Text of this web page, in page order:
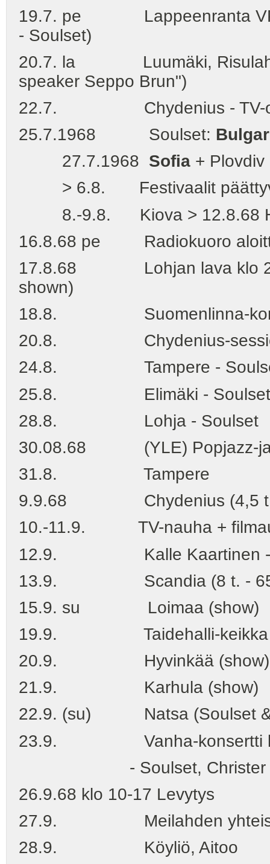
19.7. pe Lappeenranta VPK
- Soulset)
20.7. la Luumäki, Risulahti
speaker Seppo Brun")
22.7. Chydenius - TV-
25.7.1968 Soulset:
27.7.1968 Sofia + Plovdiv
> 6.8. Festivaalit
8.-9.8. Kiova > 12.8.68
16.8.68 pe Radiokuoro aloitti
17.8.68 Lohjan lava klo 20-
shown)
18.8. Suomenlinna-
20.8. Chydenius-sessio
24.8. Tampere -
25.8. Elimäki - Soulset
28.8. Lohja - Soulset
30.08.68 (YLE) Popjazz-
31.8. Tampere
9.9.68 Chydenius (4,5
10.-11.9. TV-nauha +
12.9. Kalle Kaartinen -
13.9. Scandia (8 t. - 65,-)
15.9. su Loimaa (show)
19.9. Taidehalli-keikka
20.9. Hyvinkää (show) -
21.9. Karhula (show)
22.9. (su) Natsa (Soulset &
23.9. Vanha-konsertti klo
- Soulset, Christer
26.9.68 klo 10-17 Levytys
27.9. Meilahden
28.9. Köyliö, Aitoo